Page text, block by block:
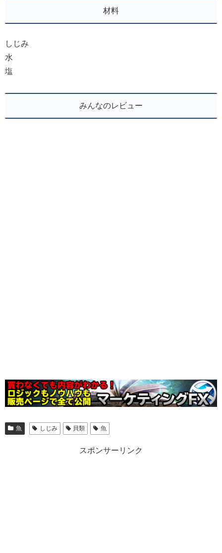
材料
しじみ
水
塩
みんなのレビュー
魚 しじみ 貝類 魚
スポンサーリンク